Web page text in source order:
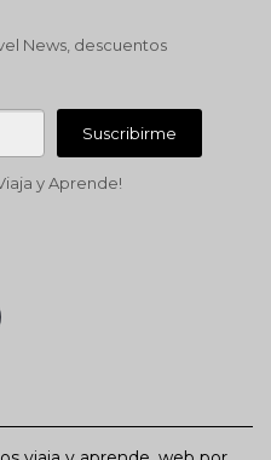
News, descuentos
y Aprende!